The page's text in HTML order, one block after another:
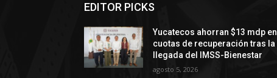
EDITOR PICKS
Yucatecos ahorran $13 mdp en
cuotas de recuperación tras la
llegada del IMSS-Bienestar
agosto 5, 2026